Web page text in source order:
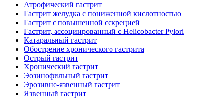
Атрофический гастрит
Гастрит желудка с пониженной кислотностью
Гастрит с повышенной секрецией
Гастрит, ассоциированный с Helicobacter Pylori
Катаральный гастрит
Обострение хронического гастрита
Острый гастрит
Хронический гастрит
Эозинофильный гастрит
Эрозивно-язвенный гастрит
Язвенный гастрит